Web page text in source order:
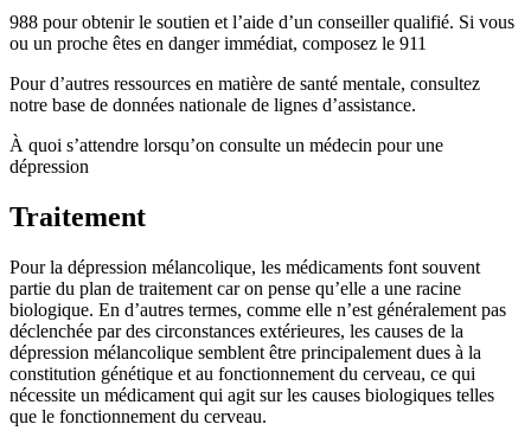
988 pour obtenir le soutien et l’aide d’un conseiller qualifié. Si vous
ou un proche êtes en danger immédiat, composez le 911
Pour d’autres ressources en matière de santé mentale, consultez
notre base de données nationale de lignes d’assistance.
À quoi s’attendre lorsqu’on consulte un médecin pour une
dépression
Traitement
Pour la dépression mélancolique, les médicaments font souvent
partie du plan de traitement car on pense qu’elle a une racine
biologique. En d’autres termes, comme elle n’est généralement pas
déclenchée par des circonstances extérieures, les causes de la
dépression mélancolique semblent être principalement dues à la
constitution génétique et au fonctionnement du cerveau, ce qui
nécessite un médicament qui agit sur les causes biologiques telles
que le fonctionnement du cerveau.